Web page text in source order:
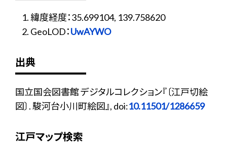
緯度経度：35.699104, 139.758620
GeoLOD：UwAYWO
出典
国立国会図書館 デジタルコレクション『〔江戸切絵
図〕. 駿河台小川町絵図』, doi:10.11501/1286659
江戸マップ検索